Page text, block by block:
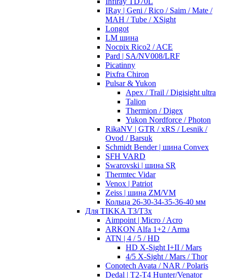
IRay | Geni / Rico / Saim / Mate /
MAH / Tube / XSight
Longot
LM шина
Nocpix Rico2 / ACE
Pard | SA/NV008/LRF
Picatinny
Pixfra Chiron
Pulsar & Yukon
Apex / Trail / Digisight ultra
Talion
Thermion / Digex
Yukon Nordforce / Photon
RikaNV | GTR / xRS / Lesnik /
Ovod / Barsuk
Schmidt Bender | шина Convex
SFH VARD
Swarovski | шина SR
Thermtec Vidar
Venox | Patriot
Zeiss | шина ZM/VM
Кольца 26-30-34-35-36-40 мм
Для TIKKA T3/T3x
Aimpoint | Micro / Acro
ARKON Alfa 1+2 / Arma
ATN | 4 / 5 / HD
HD X-Sight I+II / Mars
4/5 X-Sight / Mars / Thor
Conotech Avata / NAR / Polaris
Dedal | T2-T4 Hunter/Venator